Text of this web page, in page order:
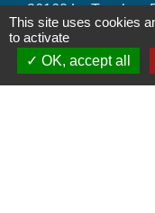
26160 La Touche -
+33 4 75 53 90 10
Contact par
This site uses cookies
to activate
OK, accept all